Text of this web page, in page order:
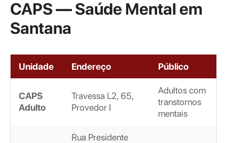
CAPS — Saúde Mental em
Santana
Unidade Endereço Público
CAPS
Adulto
Travessa L2, 65,
Provedor I
Adultos com
transtornos
mentais
Rua Presidente